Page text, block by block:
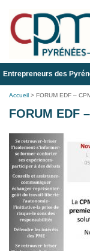
Entrepreneurs des
Accueil > FORUM EDF –
FORUM EDF